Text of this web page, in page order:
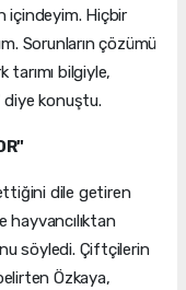
içindeyim. Hiçbir
Sorunların çözümü
bilgiyle,
diye konuştu.
dile getiren
hayvancılıktan
söyledi. Çiftçilerin
Özkaya,